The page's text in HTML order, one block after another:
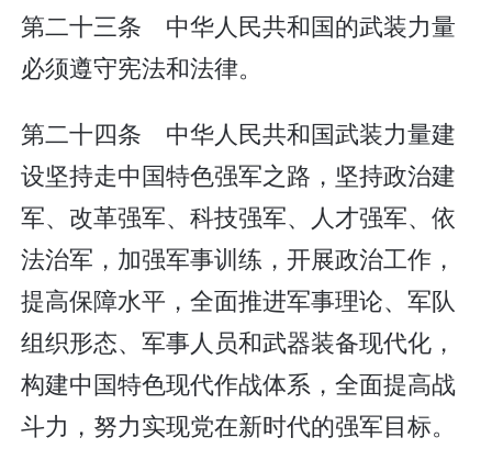
第二十三条 中华人民共和国的武装力量
必须遵守宪法和法律。
第二十四条 中华人民共和国武装力量建
设坚持走中国特色强军之路，坚持政治建
军、改革强军、科技强军、人才强军、依
法治军，加强军事训练，开展政治工作，
提高保障水平，全面推进军事理论、军队
组织形态、军事人员和武器装备现代化，
构建中国特色现代作战体系，全面提高战
斗力，努力实现党在新时代的强军目标。